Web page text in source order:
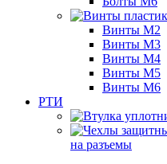
Винты М2
Винты М3
Винты М4
Винты М5
Винты М6
РТИ
на разъемы